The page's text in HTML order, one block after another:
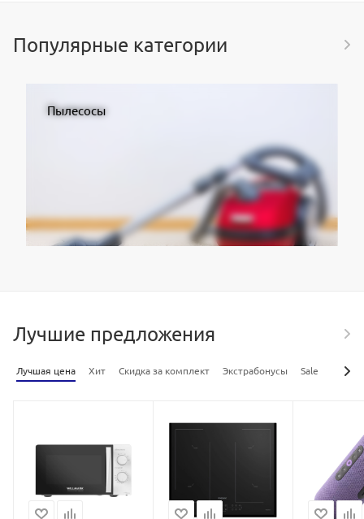
Популярные категории
Пылесосы
Пылесосы
Лучшие предложения
Лучшая цена Хит Скидка за комплект Экстрабонусы Sale